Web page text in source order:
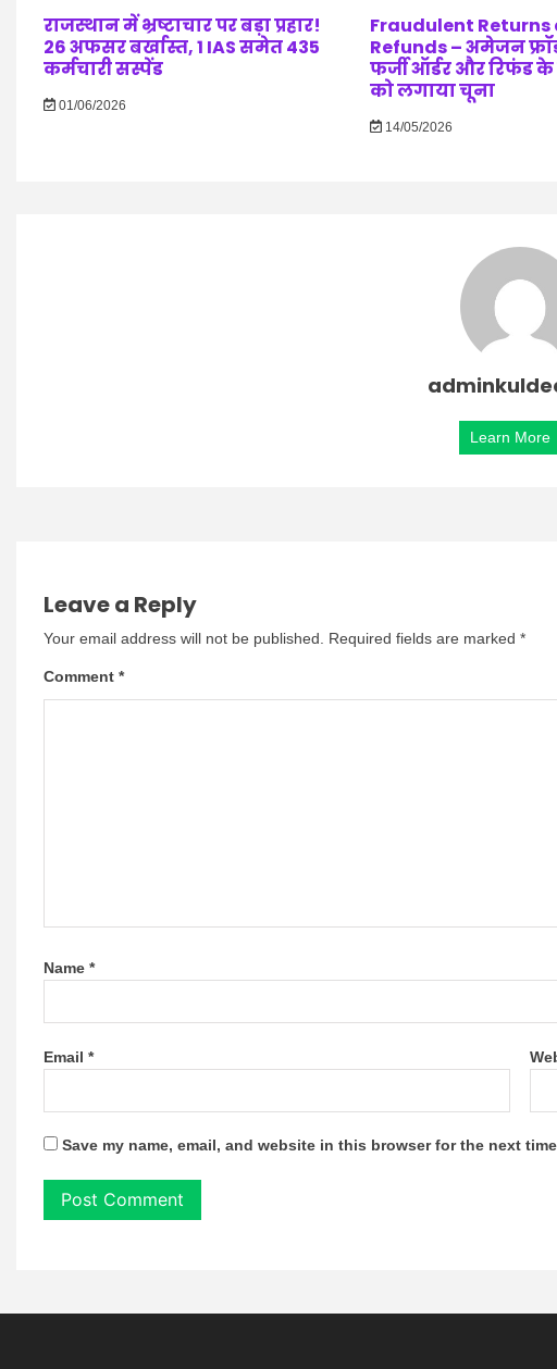
राजस्थान में भ्रष्टाचार पर बड़ा प्रहार!
26 अफसर बर्खास्त, 1 IAS समेत 435
कर्मचारी सस्पेंड
01/06/2026
Fraudulent Returns
Refunds – अमेजन
फर्जी ऑर्डर और रिफंड
को लगाया चूना
14/05/2026
Learn More
Leave a Reply
Your email address will not be published. Required fields are marked *
Comment *
Name *
Email *
Save my name, email, and website in this browser for the next